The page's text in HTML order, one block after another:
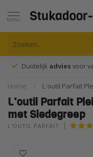
MENU
Duidelijk adviesvoor
Home L'outil Parfait
L'outil Parfait
met Sledegreep
L'OUTIL PARFAIT